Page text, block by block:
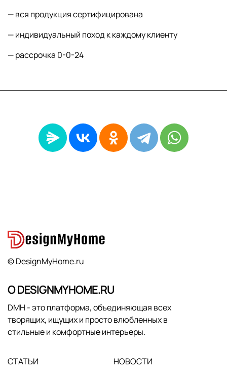
— вся продукция сертифицирована
— индивидуальный поход к каждому клиенту
— рассрочка 0-0-24
© DesignMyHome.ru
О DESIGNMYHOME.RU
DMH - это платформа, объединяющая всех
творящих, ищущих и просто влюбленных в
стильные и комфортные интерьеры.
СТАТЬИ НОВОСТИ